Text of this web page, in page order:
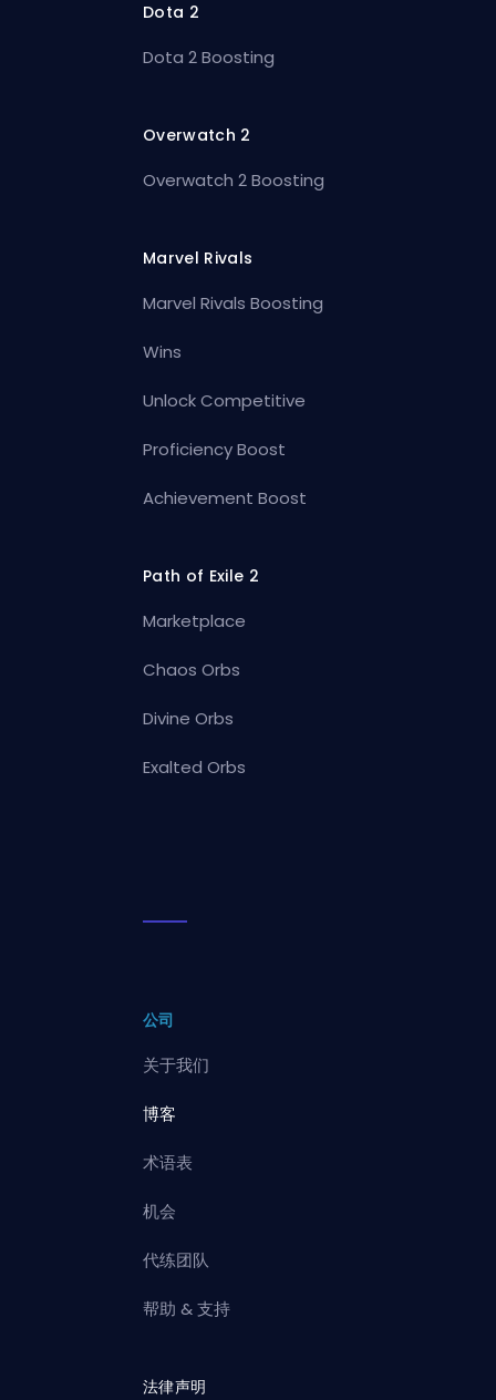
Dota 2
Dota 2 Boosting
Overwatch 2
Overwatch 2 Boosting
Marvel Rivals
Marvel Rivals Boosting
Wins
Unlock Competitive
Proficiency Boost
Achievement Boost
Path of Exile 2
Marketplace
Chaos Orbs
Divine Orbs
Exalted Orbs
公司
关于我们
博客
术语表
机会
代练团队
帮助 & 支持
法律声明